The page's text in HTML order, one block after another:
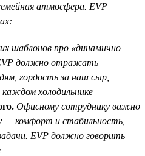
атмосфера. EVP
шаблонов про «динамично
должно отражать
гордость за наш сыр,
холодильнике
Офисному сотруднику важно
— комфорт и стабильность,
EVP должно говорить